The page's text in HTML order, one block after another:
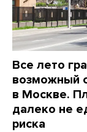
Все лето
возможный
в Москве.
далеко не
риска